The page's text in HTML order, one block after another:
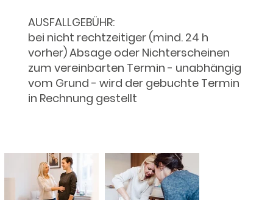
AUSFALLGEBÜHR:
bei nicht rechtzeitiger (mind. 24 h
vorher) Absage oder Nichterscheinen
zum vereinbarten Termin - unabhängig
vom Grund - wird der gebuchte Termin
in Rechnung gestellt